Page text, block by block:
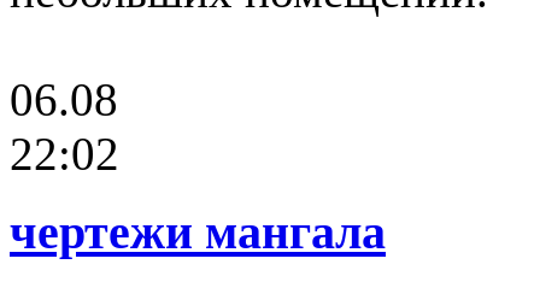
06.08
22:02
чертежи мангала